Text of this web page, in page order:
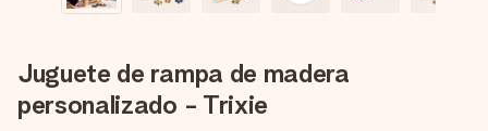
Juguete de rampa de madera
personalizado - Trixie